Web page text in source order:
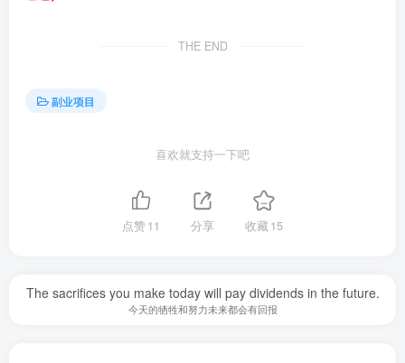
THE END
副业项目
喜欢就支持一下吧
点赞11 分享 收藏15
The sacrifices you make today will pay dividends in the future.
今天的牺牲和努力未来都会有回报